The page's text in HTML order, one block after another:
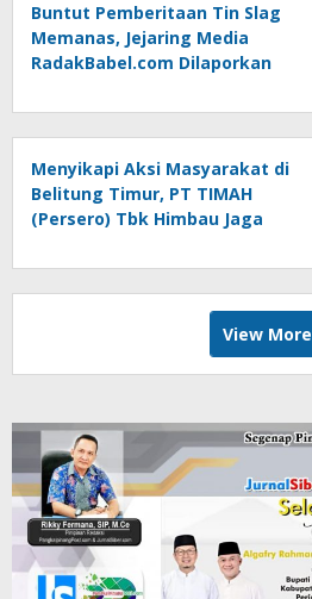
Buntut Pemberitaan Tin Slag
Memanas, Jejaring Media
RadakBabel.com Dilaporkan
Pers
Menyikapi Aksi Masyarakat di
Belitung Timur, PT TIMAH
(Persero) Tbk Himbau Jaga
View More